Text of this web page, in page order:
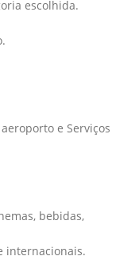
escolhida.
e Serviços
bebidas,
internacionais.